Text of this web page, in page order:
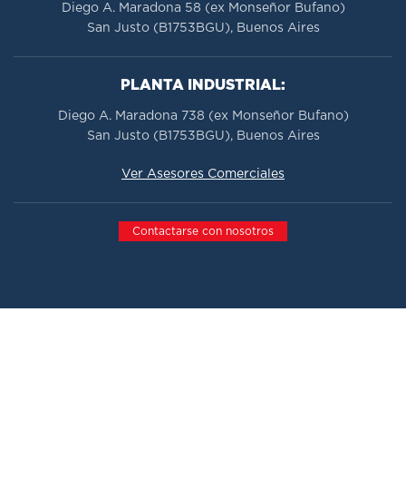
Diego A. Maradona 58 (ex Monseñor Bufano)
San Justo (B1753BGU), Buenos Aires
PLANTA INDUSTRIAL:
Diego A. Maradona 738 (ex Monseñor Bufano)
San Justo (B1753BGU), Buenos Aires
Ver Asesores Comerciales
Contactarse con nosotros